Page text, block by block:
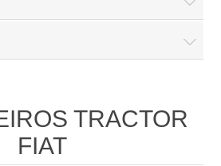
TRACTOR
FIAT